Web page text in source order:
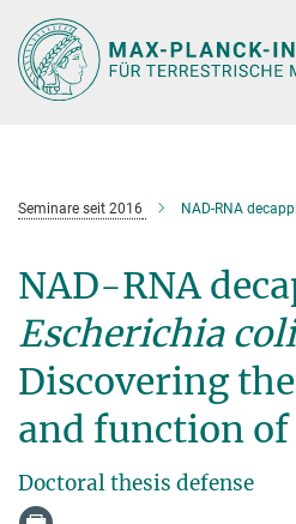
Hauptinhalt
Seminare seit 2016 NAD-RNA
NAD-RNA
Escherichia coli
Discovering
and function of
Doctoral thesis defense